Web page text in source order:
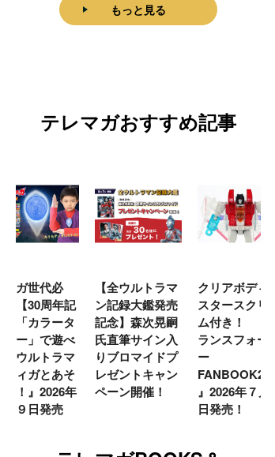
もっと見る
テレマガおすすめ記事
ティガ世代必
見！【30周年記
念】「カラータ
イマー」で遊べ
る『ウルトラマ
ンティガとあそ
ぼう！』2026年
７月９日発売
【全ウルトラマ
ン記録大鑑発売
記念】森次晃嗣
氏直筆サイン入
りブロマイドプ
レゼントキャン
ペーン開催！
クリアボディの
スタースクリー
ム付き！ 『ト
ランスフォーマ
ー
FANBOOK2026
』2026年７月31
日発売！